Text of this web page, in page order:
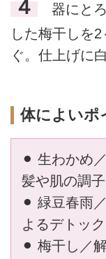
４
器にとろ
した梅干しを2
ぐ。仕上げに
体によいポ
⚫︎ 生わかめ
髪や肌の調子
⚫︎ 緑豆春雨
よるデトッ
⚫︎ 梅干し／